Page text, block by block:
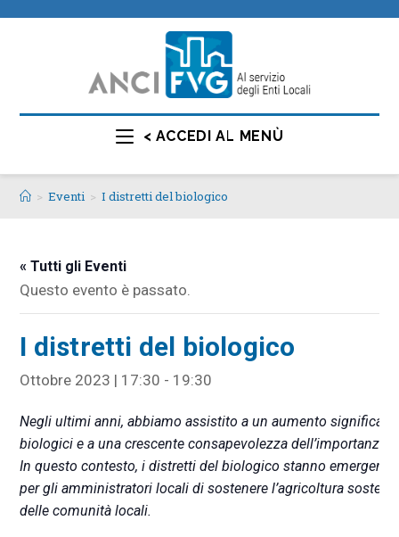
< ACCEDI AL MENÙ
> Eventi > I distretti del biologico
« Tutti gli Eventi
Questo evento è passato.
I distretti del biologico
Ottobre 2023 | 17:30 - 19:30
Negli ultimi anni, abbiamo assistito a un aumento
biologici e a una crescente consapevolezza dell’importanza
In questo contesto, i distretti del biologico stanno
per gli amministratori locali di sostenere l’agricoltura
delle comunità locali.